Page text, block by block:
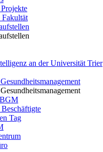
Fakultät
an der Universität Trier
Tag